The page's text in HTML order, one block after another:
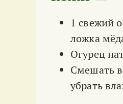
1 свежий
ложка
Огурец
Смешать
убрать